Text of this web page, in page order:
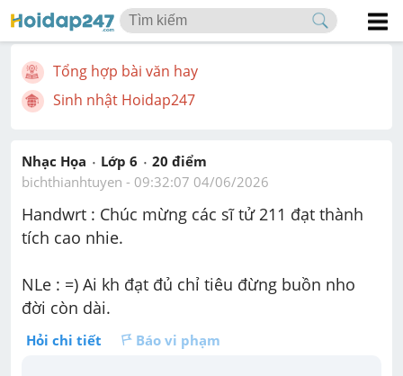
Tổng hợp bài văn hay
Sinh nhật Hoidap247
Nhạc Họa Lớp 6 20 điểm
bichthianhtuyen - 09:32:07 04/06/2026
Handwrt : Chúc mừng các sĩ tử 211 đạt thành
tích cao nhie.
NLe : =) Ai kh đạt đủ chỉ tiêu đừng buồn nho
đời còn dài.
Hỏi chi tiết Báo vi phạm